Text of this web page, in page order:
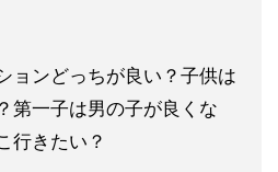
ョンどっちが良い？子供は
第一子は男の子が良くな
行きたい？